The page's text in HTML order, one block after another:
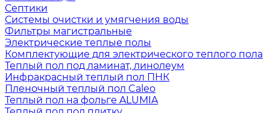
Септики
Системы очистки и умягчения воды
Фильтры магистральные
Электрические теплые полы
Комплектующие для электрического теплого пола
Теплый пол под ламинат, линолеум
Инфракрасный теплый пол ПНК
Пленочный теплый пол Caleo
Теплый пол на фольге ALUMIA